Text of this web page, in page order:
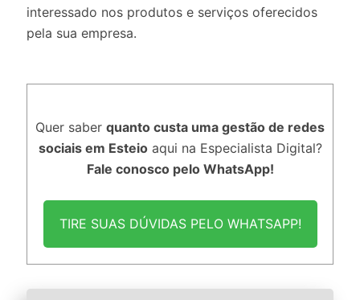
interessado nos produtos e serviços oferecidos
pela sua empresa.
Quer saber quanto custa uma gestão de redes
sociais em Esteioaqui na Especialista Digital?
Fale conosco pelo WhatsApp!
TIRE SUAS DÚVIDAS PELO WHATSAPP!